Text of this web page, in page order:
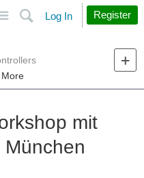
Search
Log In Register
More
mit
München